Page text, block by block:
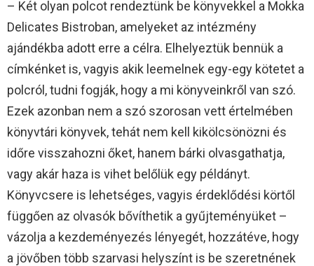
– Két olyan polcot rendeztünk be könyvekkel a Mokka
Delicates Bistroban, amelyeket az intézmény
ajándékba adott erre a célra. Elhelyeztük bennük a
címkénket is, vagyis akik leemelnek egy-egy kötetet a
polcról, tudni fogják, hogy a mi könyveinkről van szó.
Ezek azonban nem a szó szorosan vett értelmében
könyvtári könyvek, tehát nem kell kikölcsönözni és
időre visszahozni őket, hanem bárki olvasgathatja,
vagy akár haza is vihet belőlük egy példányt.
Könyvcsere is lehetséges, vagyis érdeklődési körtől
függően az olvasók bővíthetik a gyűjteményüket –
vázolja a kezdeményezés lényegét, hozzátéve, hogy
a jövőben több szarvasi helyszínt is be szeretnének